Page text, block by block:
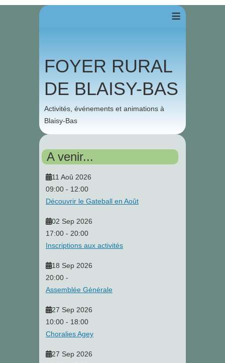
≡
FOYER RURAL
DE BLAISY-BAS
Activités, événements et animations à
Blaisy-Bas
A venir...
11 Aoû 2026
09:00 - 12:00
Découvrir le Gateball en Août
02 Sep 2026
17:00 - 20:00
Inscriptions aux activités
18 Sep 2026
20:00 -
Assemblée Générale
27 Sep 2026
10:00 - 18:00
Choralies Agey
27 Sep 2026